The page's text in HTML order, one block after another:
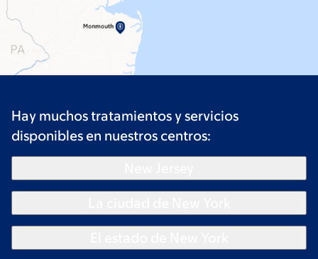
Hay muchos tratamientos y servicios
disponibles en nuestros centros: